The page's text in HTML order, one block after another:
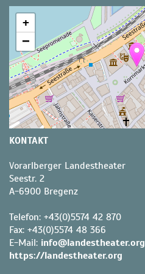
+
−
KONTAKT
Vorarlberger Landestheater
Seestr. 2
A-6900 Bregenz
Telefon: +43(0)5574 42 870
Fax: +43(0)5574 48 366
E-Mail: info@landestheater.org
https://landestheater.org